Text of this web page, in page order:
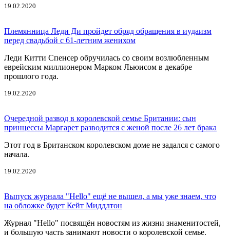
19.02.2020
Племянница Леди Ди пройдет обряд обращения в иудаизм
перед свадьбой с 61-летним женихом
Леди Китти Спенсер обручилась со своим возлюбленным
еврейским миллионером Марком Льюисом в декабре
прошлого года.
19.02.2020
Очередной развод в королевской семье Британии: сын
принцессы Маргарет разводится с женой после 26 лет брака
Этот год в Британском королевском доме не задался с самого
начала.
19.02.2020
Выпуск журнала "Hello" ещё не вышел, а мы уже знаем, что
на обложке будет Кейт Миддлтон
Журнал "Hello" посвящён новостям из жизни знаменитостей,
и большую часть занимают новости о королевской семье.